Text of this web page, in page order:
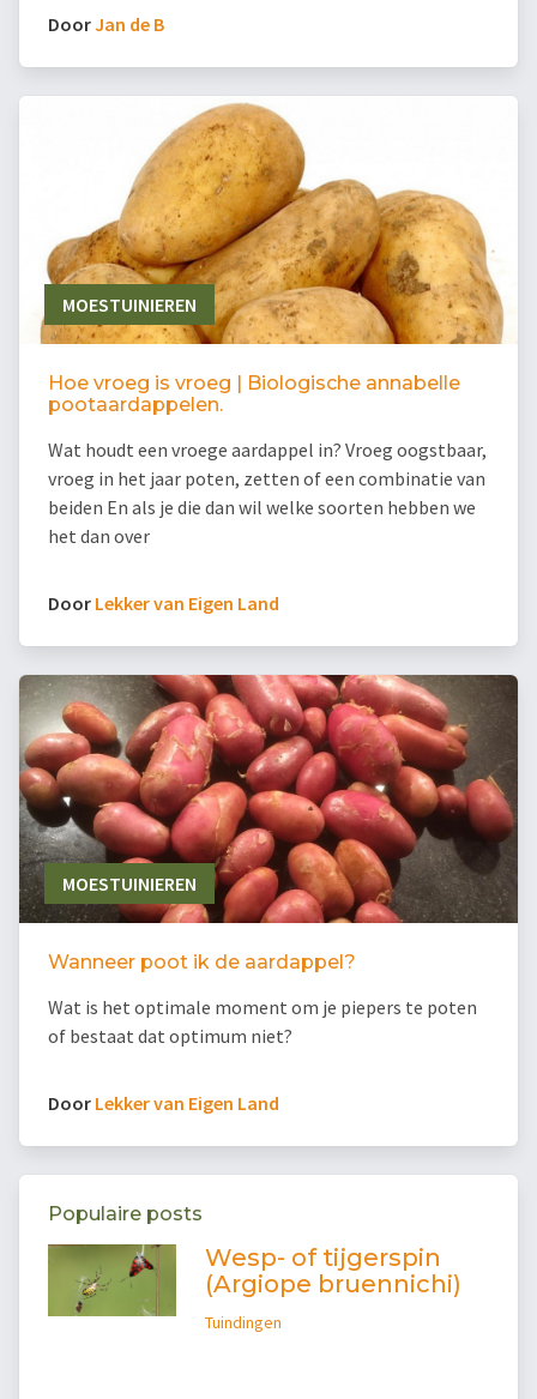
DoorJan de B
MOESTUINIEREN
Hoe vroeg is vroeg | Biologische annabelle
pootaardappelen.
Wat houdt een vroege aardappel in? Vroeg oogstbaar,
vroeg in het jaar poten, zetten of een combinatie van
beiden En als je die dan wil welke soorten hebben we
het dan over
Door Lekker van Eigen Land
MOESTUINIEREN
Wanneer poot ik de aardappel?
Wat is het optimale moment om je piepers te poten
of bestaat dat optimum niet?
Door Lekker van Eigen Land
Populaire posts
Wesp- of tijgerspin
(Argiope bruennichi)
Tuindingen